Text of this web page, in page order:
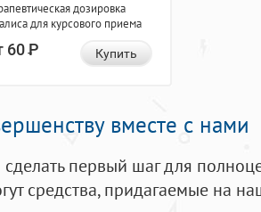
дозировка
для курсового приема
60Р Купить
вместе с нами
первый шаг для
средства, придагаемые на